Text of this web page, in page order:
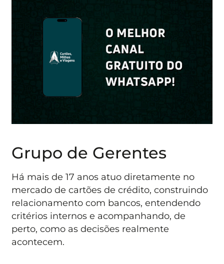
Grupo de Gerentes
Há mais de 17 anos atuo diretamente no
mercado de cartões de crédito, construindo
relacionamento com bancos, entendendo
critérios internos e acompanhando, de
perto, como as decisões realmente
acontecem.